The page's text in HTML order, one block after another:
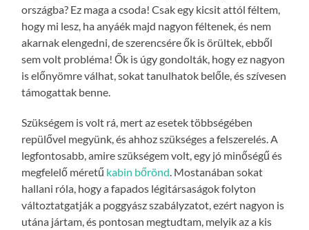
országba? Ez maga a csoda! Csak egy kicsit attól féltem,
hogy mi lesz, ha anyáék majd nagyon féltenek, és nem
akarnak elengedni, de szerencsére ők is örültek, ebből
sem volt probléma! Ők is úgy gondolták, hogy ez nagyon
is előnyömre válhat, sokat tanulhatok belőle, és szívesen
támogattak benne.
Szükségem is volt rá, mert az esetek többségében
repülővel megyünk, és ahhoz szükséges a felszerelés. A
legfontosabb, amire szükségem volt, egy jó minőségű és
megfelelő méretű kabin bőrönd . Mostanában sokat
hallani róla, hogy a fapados légitársaságok folyton
változtatgatják a poggyász szabályzatot, ezért nagyon is
utána jártam, és pontosan megtudtam, melyik az a kis